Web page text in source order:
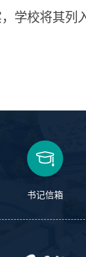
学校将其
书记信箱